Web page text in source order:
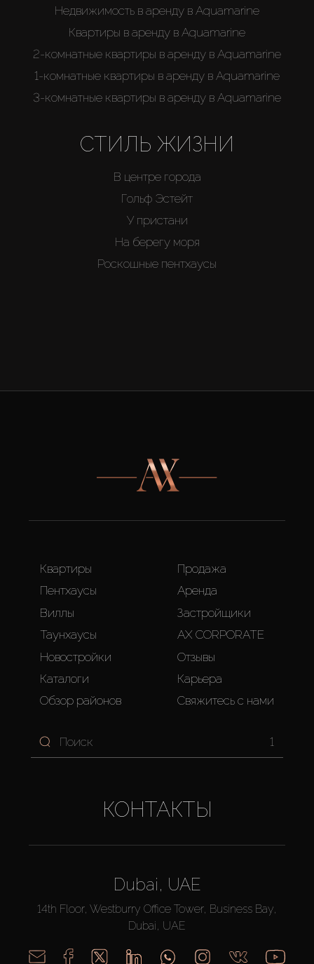
Недвижимость в аренду в Aquamarine
Квартиры в аренду в Aquamarine
2-комнатные квартиры в аренду в Aquamarine
1-комнатные квартиры в аренду в Aquamarine
3-комнатные квартиры в аренду в Aquamarine
СТИЛЬ ЖИЗНИ
В центре города
Гольф Эстейт
У пристани
На берегу моря
Роскошные пентхаусы
Квартиры
Пентхаусы
Виллы
Таунхаусы
Новостройки
Каталоги
Обзор районов
Продажа
Аренда
Застройщики
AX CORPORATE
Отзывы
Карьера
Свяжитесь с нами
1
КОНТАКТЫ
Dubai, UAE
14th Floor, Westburry Office Tower, Business Bay,
Dubai, UAE